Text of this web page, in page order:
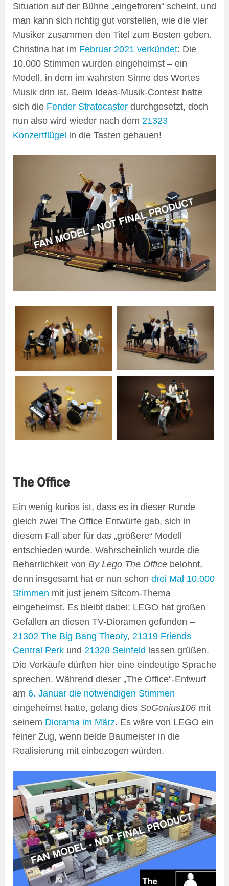
Situation auf der Bühne „eingefroren“ scheint, und
man kann sich richtig gut vorstellen, wie die vier
Musiker zusammen den Titel zum Besten geben.
Christina hat im Februar 2021 verkündet: Die
10.000 Stimmen wurden eingeheimst – ein
Modell, in dem im wahrsten Sinne des Wortes
Musik drin ist. Beim Ideas-Musik-Contest hatte
sich die Fender Stratocaster durchgesetzt, doch
nun also wird wieder nach dem 21323
Konzertflügel in die Tasten gehauen!
The Office
Ein wenig kurios ist, dass es in dieser Runde
gleich zwei The Office Entwürfe gab, sich in
diesem Fall aber für das „größere“ Modell
entschieden wurde. Wahrscheinlich wurde die
Beharrlichkeit von By Lego The Office belohnt,
denn insgesamt hat er nun schon drei Mal 10.000
Stimmen mit just jenem Sitcom-Thema
eingeheimst. Es bleibt dabei: LEGO hat großen
Gefallen an diesen TV-Dioramen gefunden –
21302 The Big Bang Theory, 21319 Friends
Central Perk und 21328 Seinfeld lassen grüßen.
Die Verkäufe dürften hier eine eindeutige Sprache
sprechen. Während dieser „The Office“-Entwurf
am 6. Januar die notwendigen Stimmen
eingeheimst hatte, gelang dies SoGenius106 mit
seinem Diorama im März. Es wäre von LEGO ein
feiner Zug, wenn beide Baumeister in die
Realisierung mit einbezogen würden.